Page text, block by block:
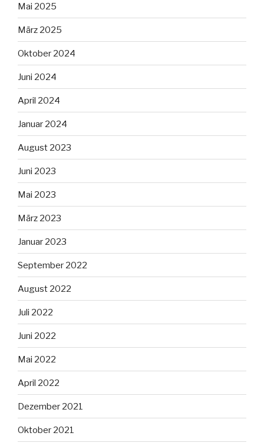
Mai 2025
März 2025
Oktober 2024
Juni 2024
April 2024
Januar 2024
August 2023
Juni 2023
Mai 2023
März 2023
Januar 2023
September 2022
August 2022
Juli 2022
Juni 2022
Mai 2022
April 2022
Dezember 2021
Oktober 2021